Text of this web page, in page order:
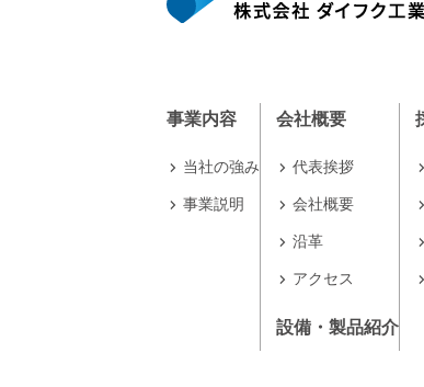
事業内容
当社の強み
事業説明
会社概要
代表挨拶
会社概要
沿革
アクセス
設備・製品紹介